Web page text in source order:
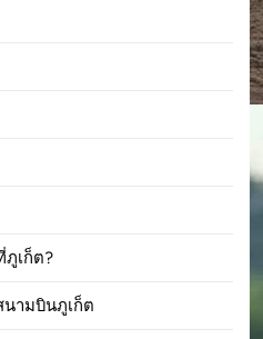
ภูเก็ต?
นามบินภูเก็ต